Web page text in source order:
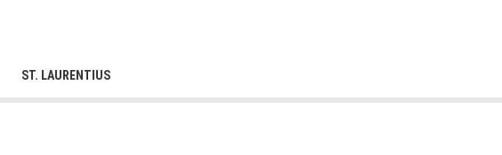
ST. LAURENTIUS